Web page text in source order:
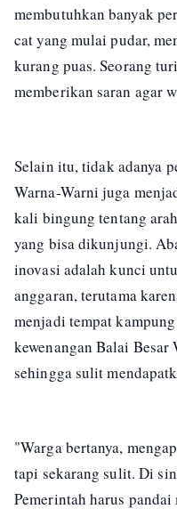
membutuhkan banyak
cat yang mulai pudar,
kurang puas. Seorang
memberikan saran agar
Selain itu, tidak adanya
Warna-Warni juga
kali bingung tentang
yang bisa dikunjungi.
inovasi adalah kunci
anggaran, terutama
menjadi tempat
kewenangan Balai
sehingga sulit
"Warga bertanya,
tapi sekarang sulit. Di
Pemerintah harus